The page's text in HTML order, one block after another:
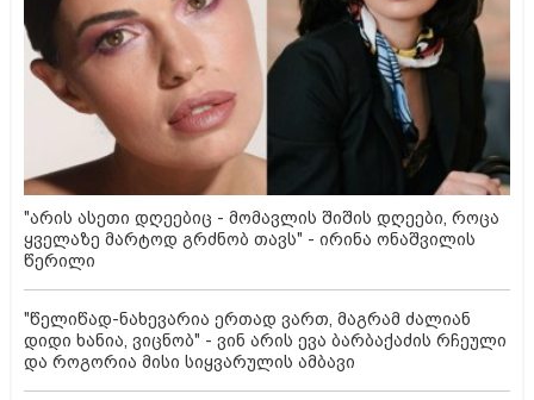
"არის ასეთი დღეებიც - მომავლის შიშის დღეები, როცა
ყველაზე მარტოდ გრძნობ თავს" - ირინა ონაშვილის
წერილი
"წელიწად-ნახევარია ერთად ვართ, მაგრამ ძალიან
დიდი ხანია, ვიცნობ" - ვინ არის ევა ბარბაქაძის რჩეული
და როგორია მისი სიყვარულის ამბავი